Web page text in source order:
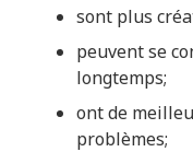
sont plus
peuvent se
longtemps;
ont de
problèmes;